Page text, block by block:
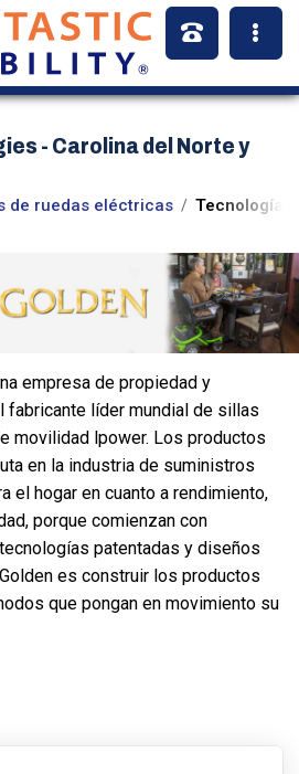
- Carolina del Norte y
de ruedas eléctricas Tecnologías
empresa de propiedad y
fabricante líder mundial de sillas
movilidad lpower. Los productos
en la industria de suministros
el hogar en cuanto a rendimiento,
porque comienzan con
patentadas y diseños
es construir los productos
que pongan en movimiento su